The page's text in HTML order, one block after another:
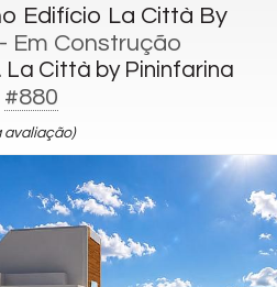
Edifício La Città By
- Em Construção
La Città by Pininfarina
#880
avaliação)